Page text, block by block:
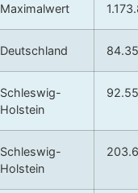
Maximalwert
Deutschland
Schleswig-
Holstein
Schleswig-
Holstein